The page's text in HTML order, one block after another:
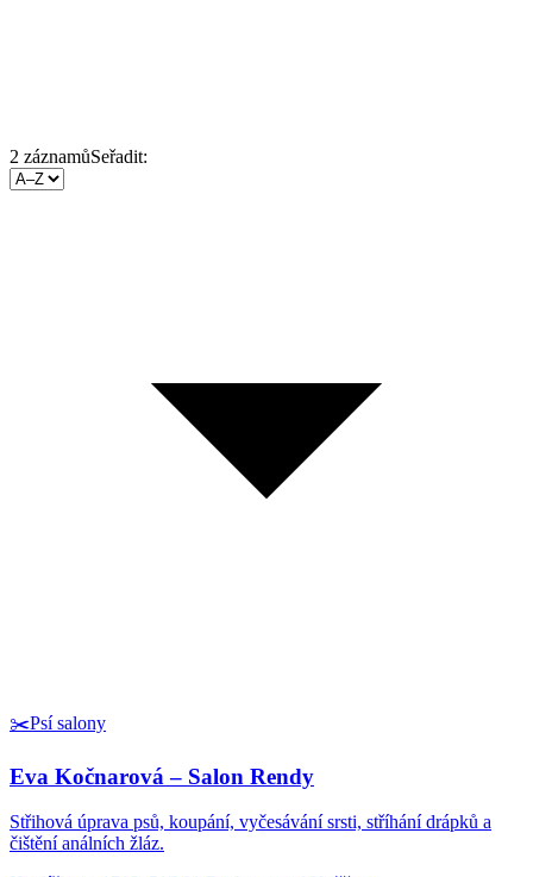
2 záznamůSeřadit:
✂️Psí salony
Eva Kočnarová – Salon Rendy
Střihová úprava psů, koupání, vyčesávání srsti, stříhání drápků a
čištění análních žláz.